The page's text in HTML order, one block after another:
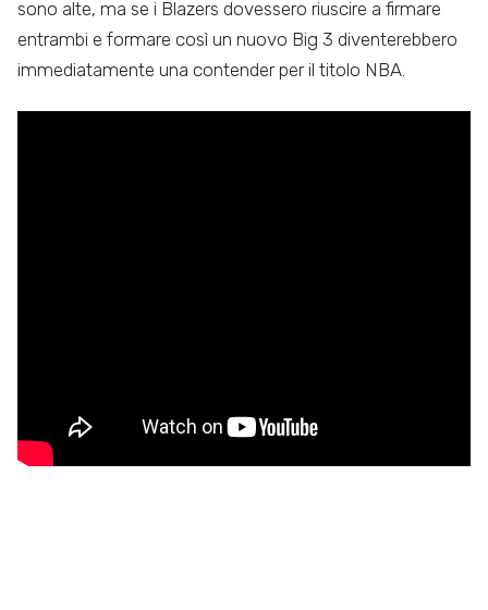
sono alte, ma se i Blazers dovessero riuscire a firmare
entrambi e formare così un nuovo Big 3 diventerebbero
immediatamente una contender per il titolo NBA.